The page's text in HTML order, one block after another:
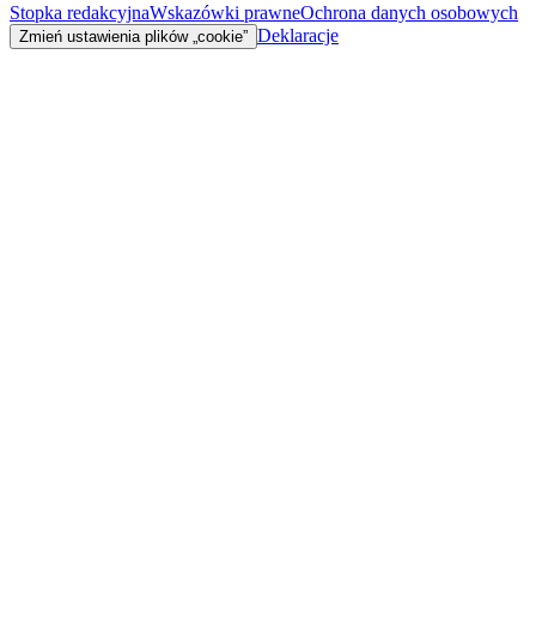
Stopka redakcyjnaWskazówki prawneOchrona danych osobowych
Zmień ustawienia plików „cookie” Deklaracje